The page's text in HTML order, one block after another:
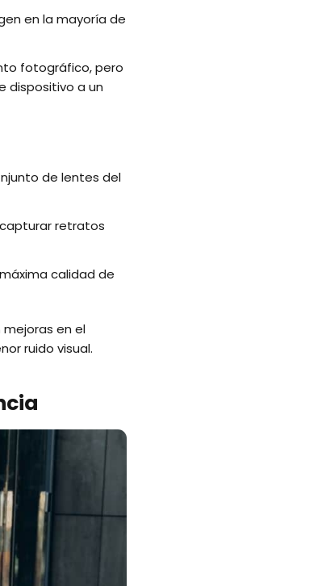
en la mayoría de
fotográfico, pero
dispositivo a un
de lentes del
retratos
calidad de
mejoras en el
ruido visual.